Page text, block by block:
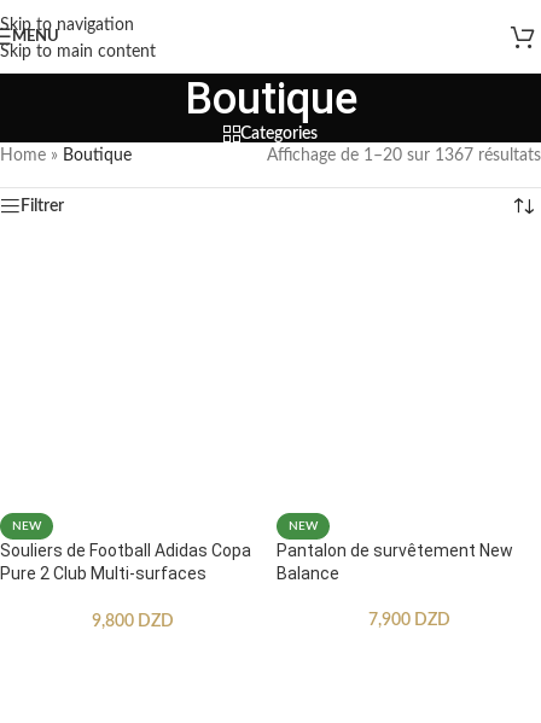
Skip to navigation
Skip to main content
MENU
Boutique
Categories
Home » Boutique Affichage de 1–20 sur 1367 résultats
Filtrer
NEW
Souliers de Football Adidas Copa
Pure 2 Club Multi-surfaces
9,800 DZD
NEW
Pantalon de survêtement New
Balance
7,900 DZD